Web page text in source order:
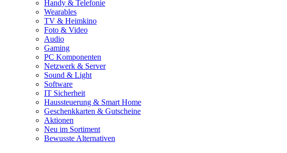
Handy & Telefonie
Wearables
TV & Heimkino
Foto & Video
Audio
Gaming
PC Komponenten
Netzwerk & Server
Sound & Light
Software
IT Sicherheit
Haussteuerung & Smart Home
Geschenkkarten & Gutscheine
Aktionen
Neu im Sortiment
Bewusste Alternativen